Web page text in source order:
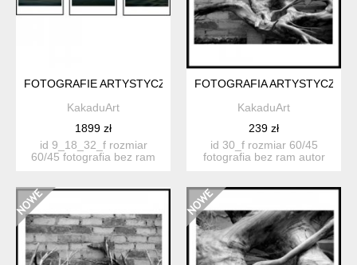
FOTOGRAFIE ARTYSTYCZNE 3 SZTUKI 9_18_32F
KakaduArt
1899 zł
id 9_18_32_f rozmiar
60/45 fotografia bez ram
FOTOGRAFIA ARTYSTYCZNA
KakaduArt
239 zł
id 30_f rozmiar 60/45
fotografia bez ram autor